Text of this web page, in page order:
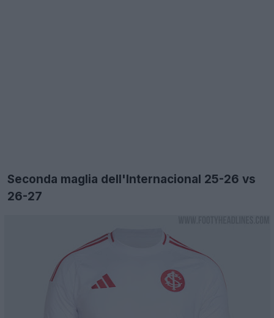
Seconda maglia dell'Internacional 25-26 vs
26-27